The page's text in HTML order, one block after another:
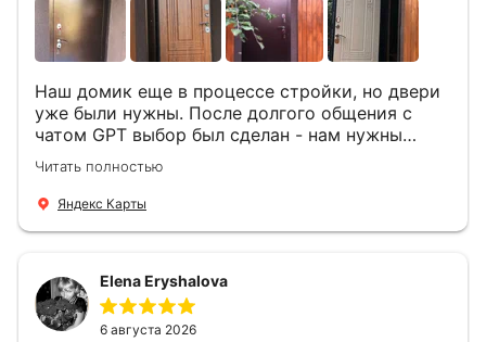
Наш домик еще в процессе стройки, но двери
уже были нужны. После долгого общения с
чатом GPT выбор был сделан - нам нужны
двери Аргус Термо Композит, которые нашлись
в компании ДвериОпт . Менеджер Филипп
ответил на все вопросы, посчитал стоимость и
установили две двери, ответили на все
вопросы . Выполненной работой мы довольны.
Огромная всем благодарность!
Читать полностью
Яндекс Карты
Elena Eryshalova
6 августа 2026